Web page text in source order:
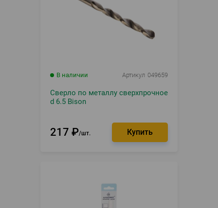
В наличии Артикул 049659
Сверло по металлу сверхпрочное
d 6.5 Bison
217 ₽ шт.